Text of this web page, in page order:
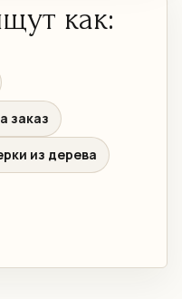
как:
заказ
из дерева